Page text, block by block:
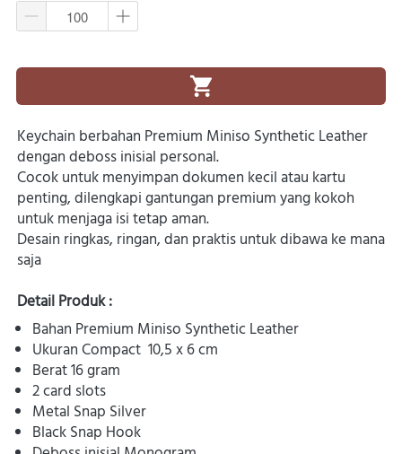
`
Keychain berbahan Premium Miniso Synthetic Leather
dengan deboss inisial personal.
Cocok untuk menyimpan dokumen kecil atau kartu
penting, dilengkapi gantungan premium yang kokoh
untuk menjaga isi tetap aman.
Desain ringkas, ringan, dan praktis untuk dibawa ke mana
saja
Detail Produk :
Bahan Premium Miniso Synthetic Leather
Ukuran Compact 10,5 x 6 cm
Berat16 gram
2 card slots
Metal Snap Silver
Black Snap Hook